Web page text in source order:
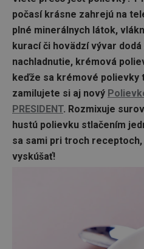
počasí krásne zahrejú na
plné minerálnych látok,
kurací či hovädzí vývar
nachladnutie, krémová
keďže sa krémové polievky
zamilujete si aj nový
PRESIDENT. Rozmixuje
hustú polievku stlačením
sa sami pri troch
vyskúšať!